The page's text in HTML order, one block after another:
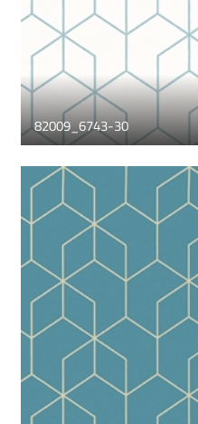
82009_6743-30